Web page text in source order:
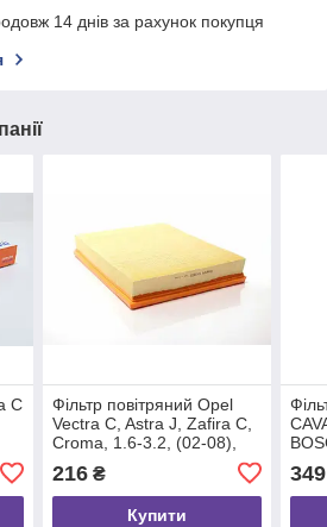
14 днів за рахунок покупця
C
Фільтр повітряний Opel
Vectra C, Astra J, Zafira C,
Croma, 1.6-3.2, (02-08),
216₴
Купити
349